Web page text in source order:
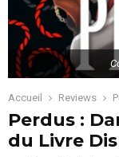
Accueil Reviews
Perdus :
du Livre